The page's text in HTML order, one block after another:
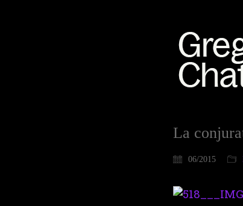
La
06/2015